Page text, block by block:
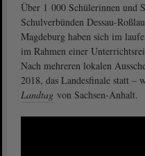
Über 1 000 Schülerinnen und
Schulverbünden Dessau-
Magdeburg haben sich im
im Rahmen einer
Nach mehreren lokalen
2018, das Landesfinale statt –
Landtag von Sachsen-Anhalt.